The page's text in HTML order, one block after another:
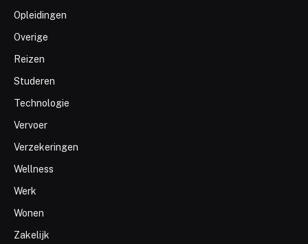
Opleidingen
Overige
Reizen
Studeren
Technologie
Vervoer
Verzekeringen
Wellness
Werk
Wonen
Zakelijk